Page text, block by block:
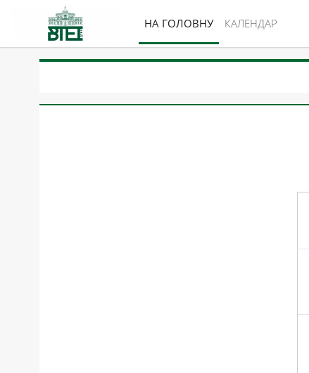
Перейти до головного вмісту
НА ГОЛОВНУ
КАЛЕНДАР